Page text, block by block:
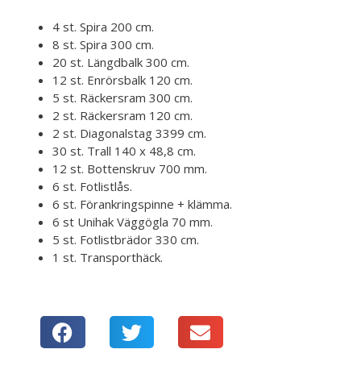
4 st. Spira 200 cm.
8 st. Spira 300 cm.
20 st. Längdbalk 300 cm.
12 st. Enrörsbalk 120 cm.
5 st. Räckersram 300 cm.
2 st. Räckersram 120 cm.
2 st. Diagonalstag 3399 cm.
30 st. Trall 140 x 48,8 cm.
12 st. Bottenskruv 700 mm.
6 st. Fotlistlås.
6 st. Förankringspinne + klämma.
6 st Unihak Väggögla 70 mm.
5 st. Fotlistbrädor 330 cm.
1 st. Transporthäck.